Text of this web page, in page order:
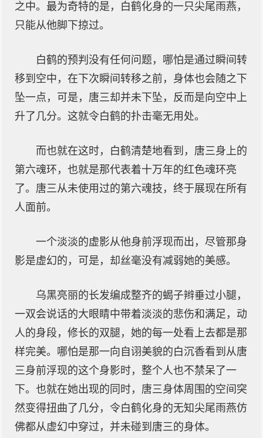
之中。最为奇特的是，白鹤化身的一只尖尾雨燕，
只能从他脚下掠过。
白鹤的预判没有任何问题，哪怕是通过瞬间转
移到空中，在下次瞬间转移之前，身体也会随之下
坠一点，可是，唐三却并未下坠，反而是向空中上
升了几分。这就令白鹤的扑击毫无用处。
而也就在这时，白鹤清楚地看到，唐三身上的
第六魂环，也就是那代表着十万年的红色魂环亮
了。唐三从未使用过的第六魂技，终于展现在所有
人面前。
一个淡淡的虚影从他身前浮现而出，尽管那身
影是虚幻的，可是，却丝毫没有减弱她的美感。
乌黑亮丽的长发编成整齐的蝎子辫垂过小腿，
一双会说话的大眼睛中带着淡淡的悲伤和满足，动
人的身段，修长的双腿，她的每一处看上去都是那
样完美。哪怕是那一向自诩美貌的白沉香看到从唐
三身前浮现的这个身影时，整个人也不禁呆了一
下。也就在她出现的同时，唐三身体周围的空间突
然变得扭曲了几分，令白鹤化身的无知尖尾雨燕仿
佛都从虚幻中穿过，并未碰到唐三的身体。